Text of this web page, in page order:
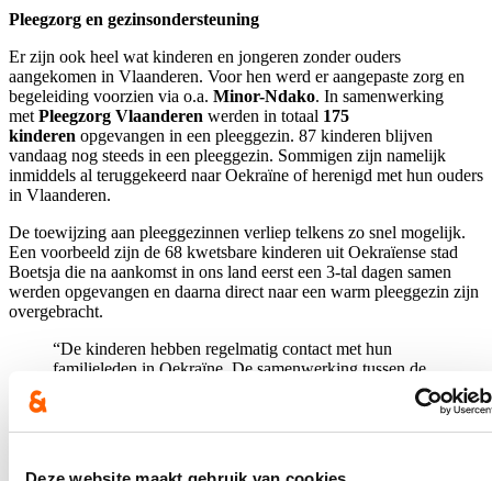
Pleegzorg en gezinsondersteuning
Er zijn ook heel wat kinderen en jongeren zonder ouders
aangekomen in Vlaanderen. Voor hen werd er aangepaste zorg en
begeleiding voorzien via o.a. Minor-Ndako. In samenwerking
met Pleegzorg Vlaanderen werden in totaal 175
kinderen opgevangen in een pleeggezin. 87 kinderen blijven
vandaag nog steeds in een pleeggezin. Sommigen zijn namelijk
inmiddels al teruggekeerd naar Oekraïne of herenigd met hun ouders
in Vlaanderen.
De toewijzing aan pleeggezinnen verliep telkens zo snel mogelijk.
Een voorbeeld zijn de 68 kwetsbare kinderen uit Oekraïense stad
Boetsja die na aankomst in ons land eerst een 3-tal dagen samen
werden opgevangen en daarna direct naar een warm pleeggezin zijn
overgebracht.
“De kinderen hebben regelmatig contact met hun
familieleden in Oekraïne. De samenwerking tussen de
digitaal les vanuit Oekraïne. Ik ben enorm dankbaar